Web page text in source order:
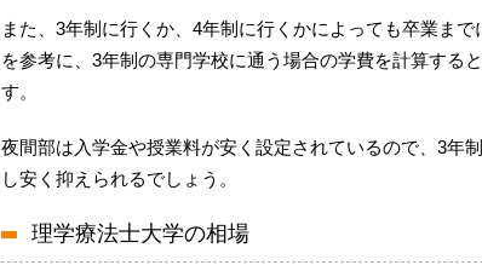
また、3年制に行くか、4年制に行くかによっても卒業ま
を参考に、3年制の専門学校に通う場合の学費を計算する
す。
夜間部は入学金や授業料が安く設定されているので、3年
し安く抑えられるでしょう。
理学療法士大学の相場